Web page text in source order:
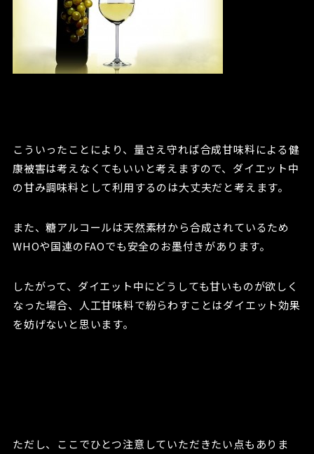
こういったことにより、量さえ守れば合成甘味料による健
康被害は考えなくてもいいと考えますので、ダイエット中
の甘み調味料として利用するのは大丈夫だと考えます。
また、糖アルコールは天然素材から合成されているため
WHOや国連のFAOでも安全のお墨付きがあります。
したがって、ダイエット中にどうしても甘いものが欲しく
なった場合、人工甘味料で紛らわすことはダイエット効果
を妨げないと思います。
ただし、ここでひとつ注意していただきたい点もありま